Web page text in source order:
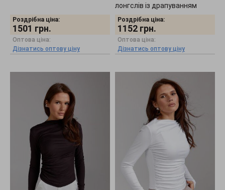
Роздрібна ціна:
1501 грн.
Оптова ціна:
Дізнатись оптову ціну
лонгслів із драпуванням
смарагдового кольору 584.4
Роздрібна ціна:
1152 грн.
Оптова ціна:
Дізнатись оптову ціну